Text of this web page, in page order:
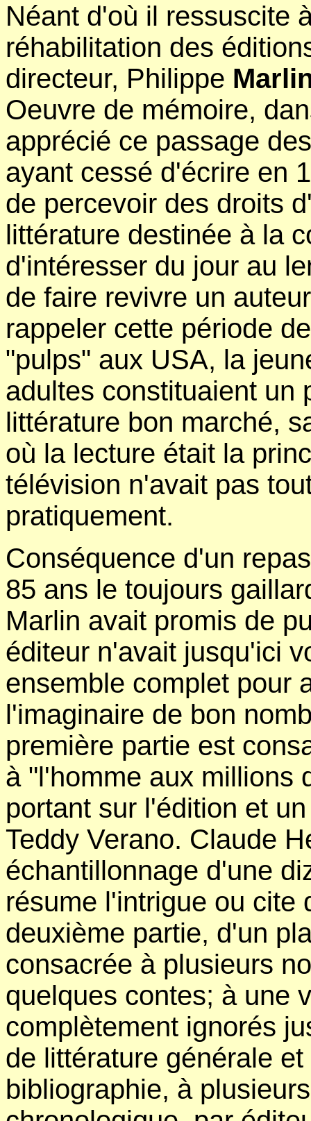
Néant d'où il ressuscite
réhabilitation des
directeur, Philippe
Oeuvre de mémoire,
apprécié ce passage
ayant cessé d'écrire en
de percevoir des droits
littérature destinée à la
d'intéresser du jour au
de faire revivre un
rappeler cette période
"pulps" aux USA, la
adultes constituaient un
littérature bon marché,
où la lecture était la
télévision n'avait pas
pratiquement.
Conséquence d'un
85 ans le toujours
Marlin avait promis de
éditeur n'avait jusqu'ici
ensemble complet pour
l'imaginaire de bon
première partie est
à "l'homme aux millions
portant sur l'édition et
Teddy Verano. Claude
échantillonnage d'une
résume l'intrigue ou cite
deuxième partie, d'un
consacrée à plusieurs
quelques contes; à une
complètement ignorés
de littérature générale
bibliographie, à